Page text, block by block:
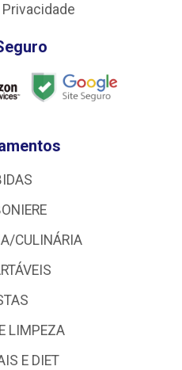
CULINÁRIA
LIMPEZA
E DIET